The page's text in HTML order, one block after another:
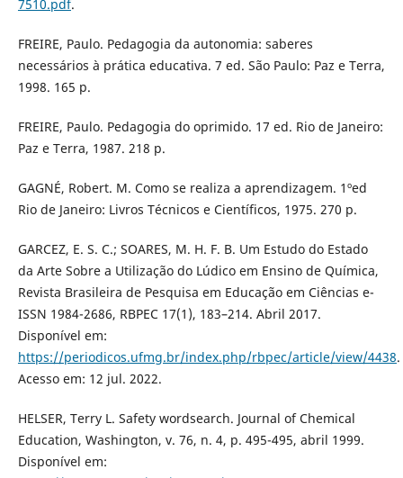
7510.pdf.
FREIRE, Paulo. Pedagogia da autonomia: saberes
necessários à prática educativa. 7 ed. São Paulo: Paz e Terra,
1998. 165 p.
FREIRE, Paulo. Pedagogia do oprimido. 17 ed. Rio de Janeiro:
Paz e Terra, 1987. 218 p.
GAGNÉ, Robert. M. Como se realiza a aprendizagem. 1ºed
Rio de Janeiro: Livros Técnicos e Científicos, 1975. 270 p.
GARCEZ, E. S. C.; SOARES, M. H. F. B. Um Estudo do Estado
da Arte Sobre a Utilização do Lúdico em Ensino de Química,
Revista Brasileira de Pesquisa em Educação em Ciências e-
ISSN 1984-2686, RBPEC 17(1), 183–214. Abril 2017.
Disponível em:
https://periodicos.ufmg.br/index.php/rbpec/article/view/4438.
Acesso em: 12 jul. 2022.
HELSER, Terry L. Safety wordsearch. Journal of Chemical
Education, Washington, v. 76, n. 4, p. 495-495, abril 1999.
Disponível em: